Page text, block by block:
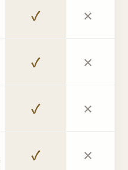
✓ ✕
✓ ✕
✓ ✕
✓ ✕